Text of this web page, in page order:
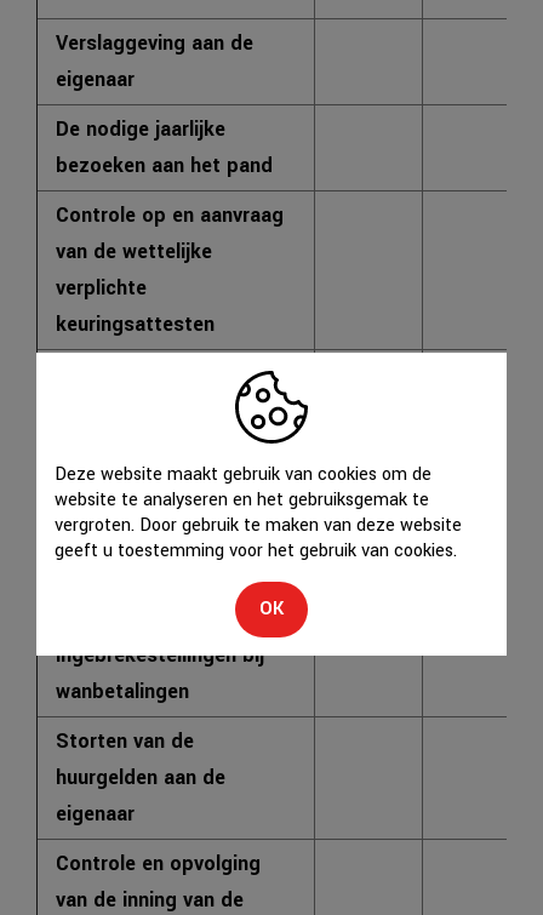
Verslaggeving aan de
eigenaar
De nodige jaarlijke
bezoeken aan het pand
Controle op en aanvraag
van de wettelijke
verplichte
keuringsattesten
onderhoudsverplichtingen
Controle op de facturatie
van derden
ingebrekestellingen bij
wanbetalingen
Storten van de
huurgelden aan de
eigenaar
Controle en opvolging
van de inning van de
Deze website maakt gebruik van cookies om de
website te analyseren en het gebruiksgemak te
vergroten. Door gebruik te maken van deze website
geeft u toestemming voor het gebruik van cookies.
OK